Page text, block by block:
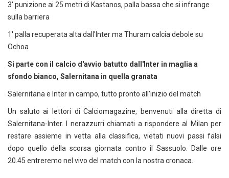
3' punizione ai 25 metri di Kastanos, palla bassa che si infrange
sulla barriera
1' palla recuperata alta dall'Inter ma Thuram calcia debole su
Ochoa
Si parte con il calcio d'avvio batutto dall'Inter in maglia a
sfondo bianco, Salernitana in quella granata
Salernitana e Inter in campo, tutto pronto all'inizio del match
Un saluto ai lettori di Calciomagazine, benvenuti alla diretta di
Salernitana-Inter. I nerazzurri chiamati a rispondere al Milan per
restare assieme in vetta alla classifica, vietati nuovi passi falsi
dopo quello della scorsa giornata contro il Sassuolo. Dalle ore
20.45 entreremo nel vivo del match con la nostra cronaca.